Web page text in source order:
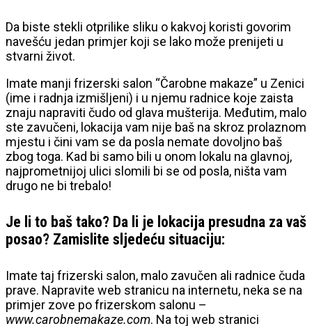
Da biste stekli otprilike sliku o kakvoj koristi govorim
navešću jedan primjer koji se lako može prenijeti u
stvarni život.
Imate manji frizerski salon “Čarobne makaze” u Zenici
(ime i radnja izmišljeni) i u njemu radnice koje zaista
znaju napraviti čudo od glava mušterija. Međutim, malo
ste zavučeni, lokacija vam nije baš na skroz prolaznom
mjestu i čini vam se da posla nemate dovoljno baš
zbog toga. Kad bi samo bili u onom lokalu na glavnoj,
najprometnijoj ulici slomili bi se od posla, ništa vam
drugo ne bi trebalo!
Je li to baš tako? Da li je lokacija presudna za vaš
posao? Zamislite sljedeću situaciju:
Imate taj frizerski salon, malo zavučen ali radnice čuda
prave. Napravite web stranicu na internetu, neka se na
primjer zove po frizerskom salonu –
www.carobnemakaze.com. Na toj web stranici